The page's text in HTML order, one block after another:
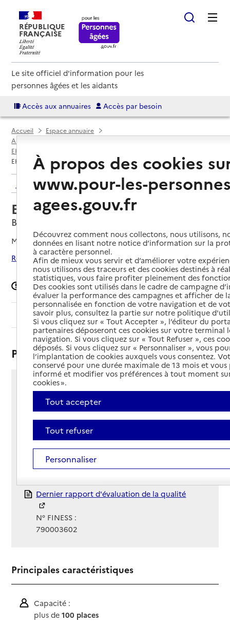
RÉPUBLIQUE
FRANÇAISE
Le site officiel d'information pour les
personnes âgées et les aidants
Accès aux annuaires Accès par besoin
Accueil
Espace annuaire
Annuaire EHPAD et maisons de retraite
EHPAD par département
EHPAD Les Buissonnets
Retour aux résultats de l'annuaire
EHPAD Les Buissonnets
Béceleuf, DEUX-SEVRES
Mis à jour le01/04/2025
Rechercher les établissements autour de Béceleuf
Signaler une erreur
Sommaire
Présentation
3 place de l'Eglise
79160 - Béceleuf
Voir itinéraire
Téléphone :
05 49 04 31 26
Contact
Contact
Site Internet
Site internet non renseigné
Gestionnaire :
Rapport HAS
Dernier rapport d'évaluation de la qualité
N° FINESS :
790003602
Principales caractéristiques
Capacité :
plus de100 places
À propos des cookies
www.pour-les-
agees.gouv.fr
Découvrez comment nous collectons, nous utilisons,
données en lisant notre notice d’information sur la
à caractère personnel.
Afin de mieux vous servir et d’améliorer votre
nous utilisons des traceurs et des cookies destinés à
statistiques, vous faire profiter pleinement des
Des cookies sont utilisés dans le cadre de campagne
évaluer la performance des campagnes et afficher de
personnalisée en fonction de votre navigation et de
savoir plus, consultez la partie sur notre politique
Si vous cliquez sur « Tout Accepter », l’éditeur du
partenaires déposeront ces cookies sur votre terminal
navigation. Si vous cliquez sur « Tout Refuser », ces
déposés. Si vous cliquez sur « Personnaliser », vous
l’implantation de cookies auxquels vous consentez.
conservé pour une durée maximale de 13 mois et
informé et modifier vos préférences à tout moment
cookies ».
Tout accepter
Tout refuser
Personnaliser